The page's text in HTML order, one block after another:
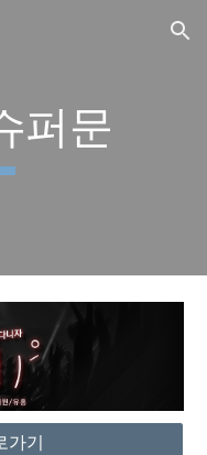
Skip to navigation
퍼문
가기